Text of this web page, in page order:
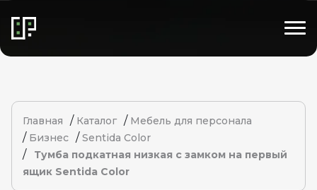
Главная / Каталог / Мебель для персонала
/ Бизнес /Sentida Color
/
Тумба подкатная низкая с замком на первый
ящик Sentida Color